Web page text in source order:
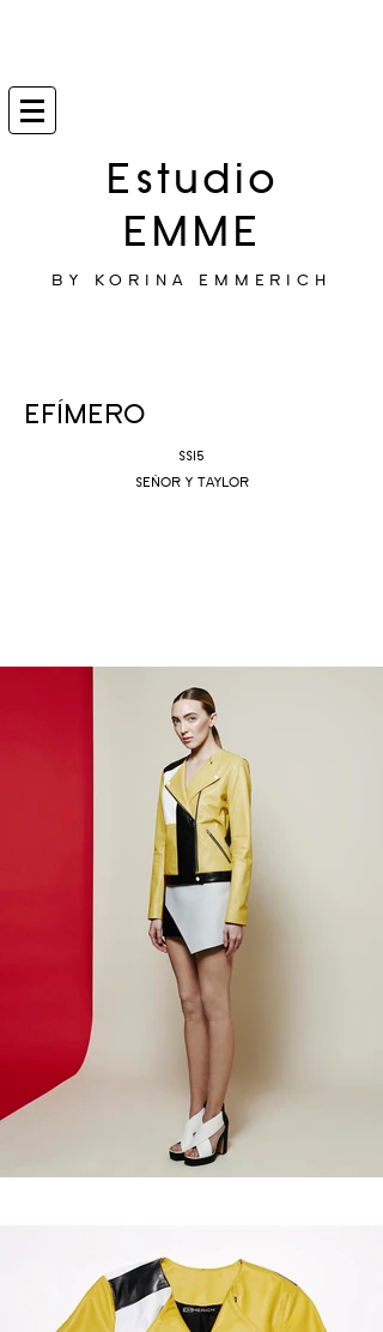
Estudio
EMME
BY KORINA EMMERICH
EFÍMERO
SS15
SEÑOR Y TAYLOR